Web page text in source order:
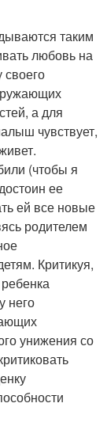
таким
любовь на
своего
а для
чувствует,
(чтобы я
ее
ей все новые
родителем
Критикуя,
него
унижения со